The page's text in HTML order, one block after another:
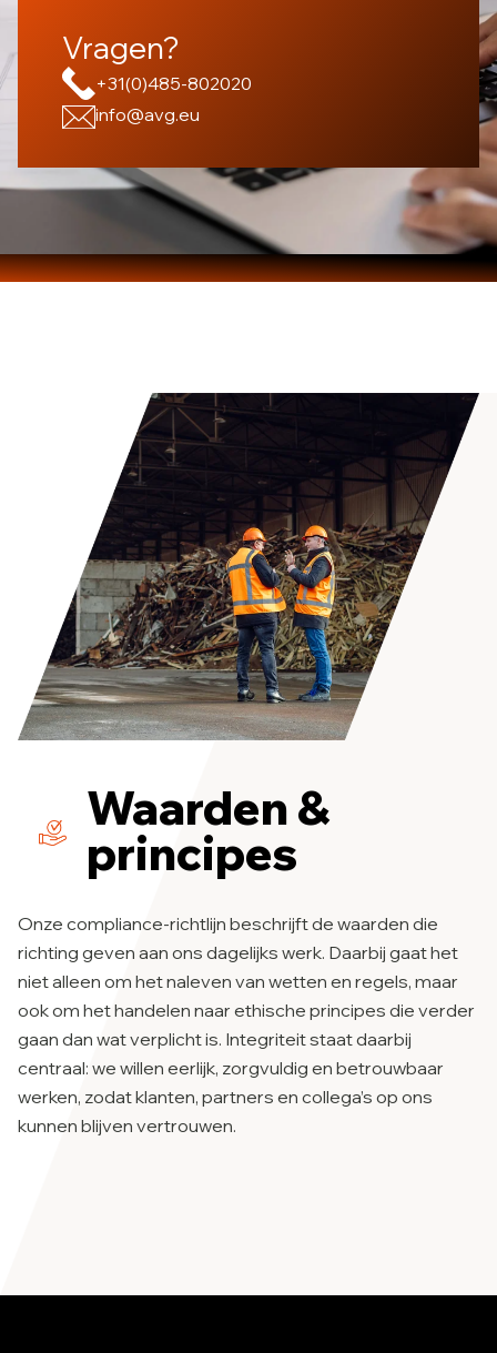
Vragen?
+31(0)485-802020
info@avg.eu
Waarden &
principes
Onze compliance-richtlijn beschrijft de waarden die
richting geven aan ons dagelijks werk. Daarbij gaat het
niet alleen om het naleven van wetten en regels, maar
ook om het handelen naar ethische principes die verder
gaan dan wat verplicht is. Integriteit staat daarbij
centraal: we willen eerlijk, zorgvuldig en betrouwbaar
werken, zodat klanten, partners en collega’s op ons
kunnen blijven vertrouwen.